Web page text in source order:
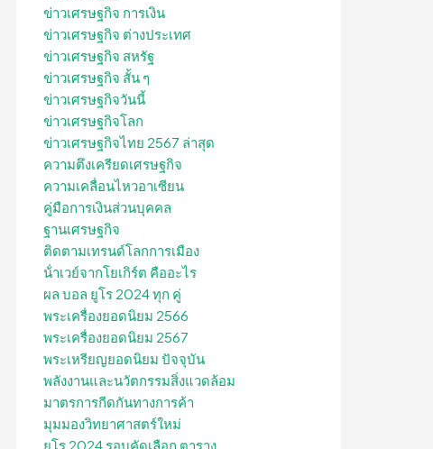
ข่าวเศรษฐกิจ การเงิน
ข่าวเศรษฐกิจ ต่างประเทศ
ข่าวเศรษฐกิจ สหรัฐ
ข่าวเศรษฐกิจ สั้น ๆ
ข่าวเศรษฐกิจวันนี้
ข่าวเศรษฐกิจโลก
ข่าวเศรษฐกิจไทย 2567 ล่าสุด
ความตึงเครียดเศรษฐกิจ
ความเคลื่อนไหวอาเซียน
คู่มือการเงินส่วนบุคคล
ฐานเศรษฐกิจ
ติดตามเทรนด์โลกการเมือง
น้ําเวย์จากโยเกิร์ต คืออะไร
ผล บอล ยูโร 2024 ทุก คู่
พระเครื่องยอดนิยม 2566
พระเครื่องยอดนิยม 2567
พระเหรียญยอดนิยม ปัจจุบัน
พลังงานและนวัตกรรมสิ่งแวดล้อม
มาตรการกีดกันทางการค้า
มุมมองวิทยาศาสตร์ใหม่
ยูโร 2024 รอบคัดเลือก ตาราง